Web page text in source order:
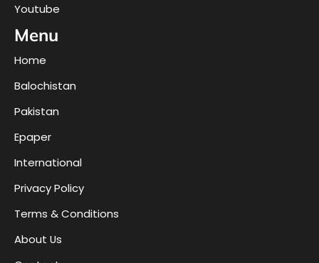
Youtube
Menu
Home
Balochistan
Pakistan
Epaper
International
Privacy Policy
Terms & Conditions
About Us